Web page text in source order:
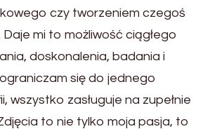
czy tworzeniem czegoś
mi to możliwość ciągłego
doskonalenia, badania i
się do jednego
wszystko zasługuje na zupełnie
to nie tylko moja pasja, to